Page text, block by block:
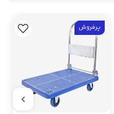
پرفروش